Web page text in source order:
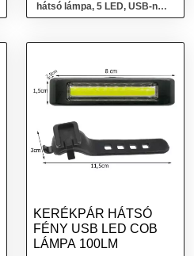
hátsó lámpa, 5 LED, USB-n
keresztül tölthető, piros
KERÉKPÁR HÁTSÓ
FÉNY USB LED COB
LÁMPA 100LM